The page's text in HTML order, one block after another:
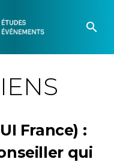
search
France) :
qui